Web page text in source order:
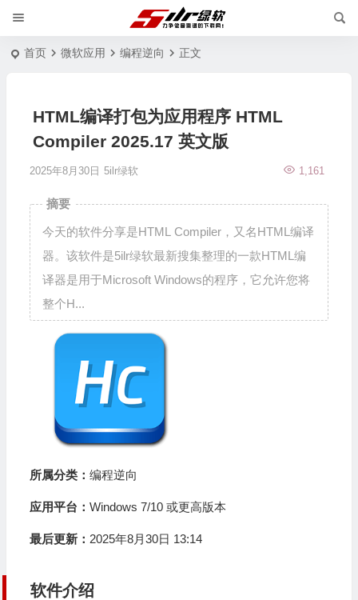
首页 微软应用 编程逆向 正文
HTML编译打包为应用程序 HTML
Compiler 2025.17 英文版
2025年8月30日 5ilr绿软 1,161
摘要
今天的软件分享是HTML Compiler，又名HTML编译
器。该软件是5ilr绿软最新搜集整理的一款HTML编
译器是用于Microsoft Windows的程序，它允许您将
整个H...
所属分类： 编程逆向
应用平台： Windows 7/10 或更高版本
最后更新： 2025年8月30日 13:14
软件介绍